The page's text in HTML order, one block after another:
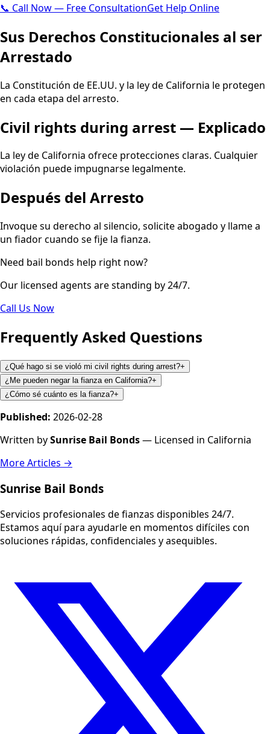
📞 Call Now — Free ConsultationGet Help Online
Sus Derechos Constitucionales al ser
Arrestado
La Constitución de EE.UU. y la ley de California le protegen
en cada etapa del arresto.
Civil rights during arrest — Explicado
La ley de California ofrece protecciones claras. Cualquier
violación puede impugnarse legalmente.
Después del Arresto
Invoque su derecho al silencio, solicite abogado y llame a
un fiador cuando se fije la fianza.
Need bail bonds help right now?
Our licensed agents are standing by 24/7.
Call Us Now
Frequently Asked Questions
¿Qué hago si se violó mi civil rights during arrest?+
¿Me pueden negar la fianza en California?+
¿Cómo sé cuánto es la fianza?+
Published: 2026-02-28
Written bySunrise Bail Bonds— Licensed in California
More Articles →
Sunrise Bail Bonds
Servicios profesionales de fianzas disponibles 24/7.
Estamos aquí para ayudarle en momentos difíciles con
soluciones rápidas, confidenciales y asequibles.